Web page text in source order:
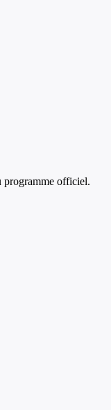
programme officiel.